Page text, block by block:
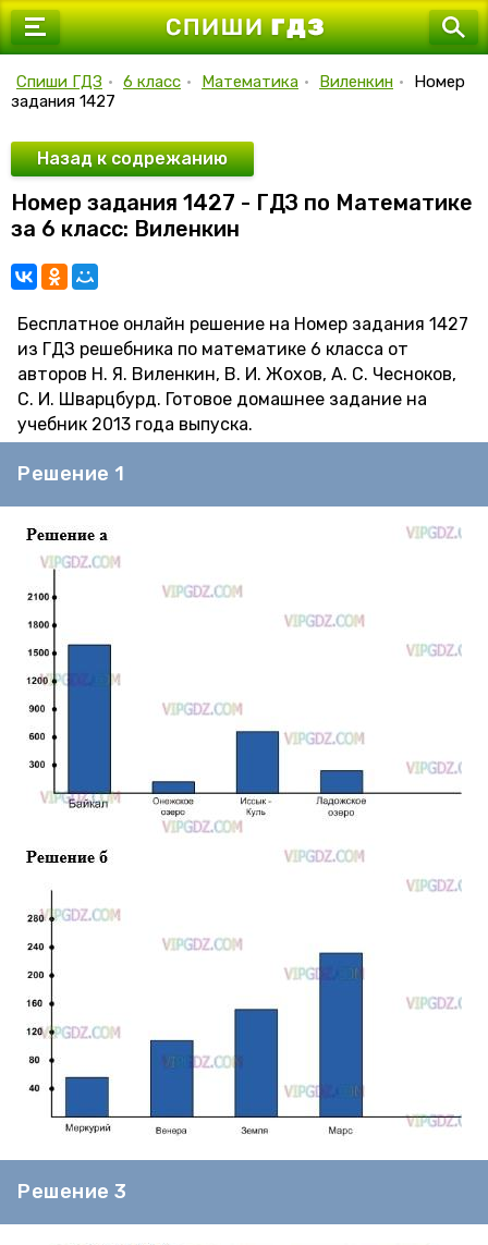
7 класс
9 класс
10 класс
11 класс
Спиши ГДЗ • 6 класс • Математика • Виленкин •
Номер
задания 1427
Назад к содрежанию
Номер задания 1427 - ГДЗ по Математике
за 6 класс: Виленкин
Бесплатное онлайн решение на Номер задания 1427
из ГДЗ решебника по математике 6 класса от
авторов Н. Я. Виленкин, В. И. Жохов, А. С. Чесноков,
С. И. Шварцбурд. Готовое домашнее задание на
учебник 2013 года выпуска.
Решение 1
Решение 3